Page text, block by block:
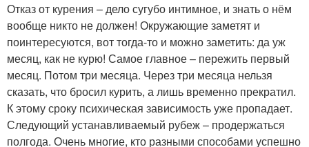
Отказ от курения – дело сугубо интимное, и знать о нём
вообще никто не должен! Окружающие заметят и
поинтересуются, вот тогда-то и можно заметить: да уж
месяц, как не курю! Самое главное – пережить первый
месяц. Потом три месяца. Через три месяца нельзя
сказать, что бросил курить, а лишь временно прекратил.
К этому сроку психическая зависимость уже пропадает.
Следующий устанавливаемый рубеж – продержаться
полгода. Очень многие, кто разными способами успешно